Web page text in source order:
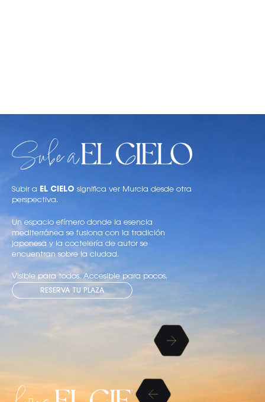
Subir a EL CIELO significa ver Murcia desde otra
perspectiva.
Un espacio efímero donde la esencia
mediterránea se fusiona con la tradición
japonesa y la coctelería de autor se
encuentran sobre la ciudad.
Visible para todos. Accesible para pocos.
RESERVA TU PLAZA